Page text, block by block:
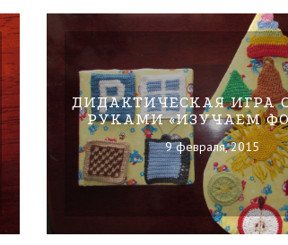
ДИДАКТИЧЕСКАЯ ИГРА
РУКАМИ «ИЗУЧАЕМ
9 февраля, 2015